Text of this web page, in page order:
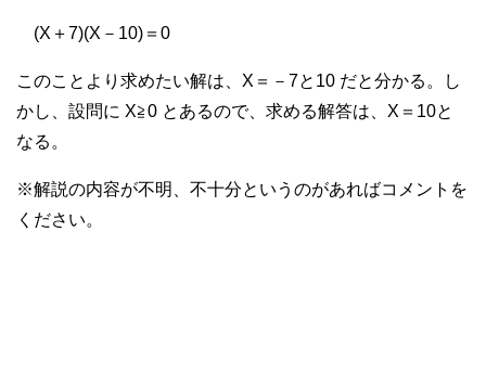
(X＋7)(X－10)＝0
このことより求めたい解は、X＝－7と10 だと分かる。し
かし、設問に X≧0 とあるので、求める解答は、X＝10と
なる。
※解説の内容が不明、不十分というのがあればコメントを
ください。